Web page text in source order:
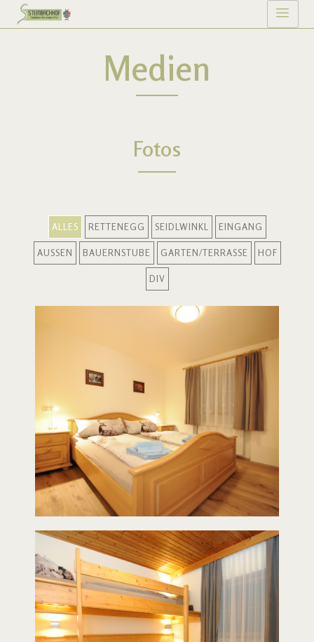
Medien
Fotos
ALLES RETTENEGG SEIDLWINKL EINGANG
AUSSEN BAUERNSTUBE GARTEN/TERRASSE HOF
DIV